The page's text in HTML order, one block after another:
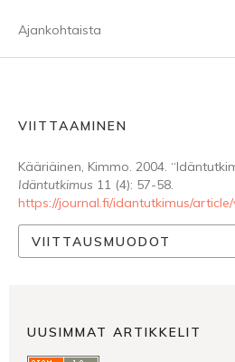
Ajankohtaista
VIITTAAMINEN
Kääriäinen, Kimmo. 2004.
Idäntutkimus 11 (4): 57-58.
https://journal.fi/idantutkimus/
VIITTAUSMUODOT
UUSIMMAT ARTIKKELIT